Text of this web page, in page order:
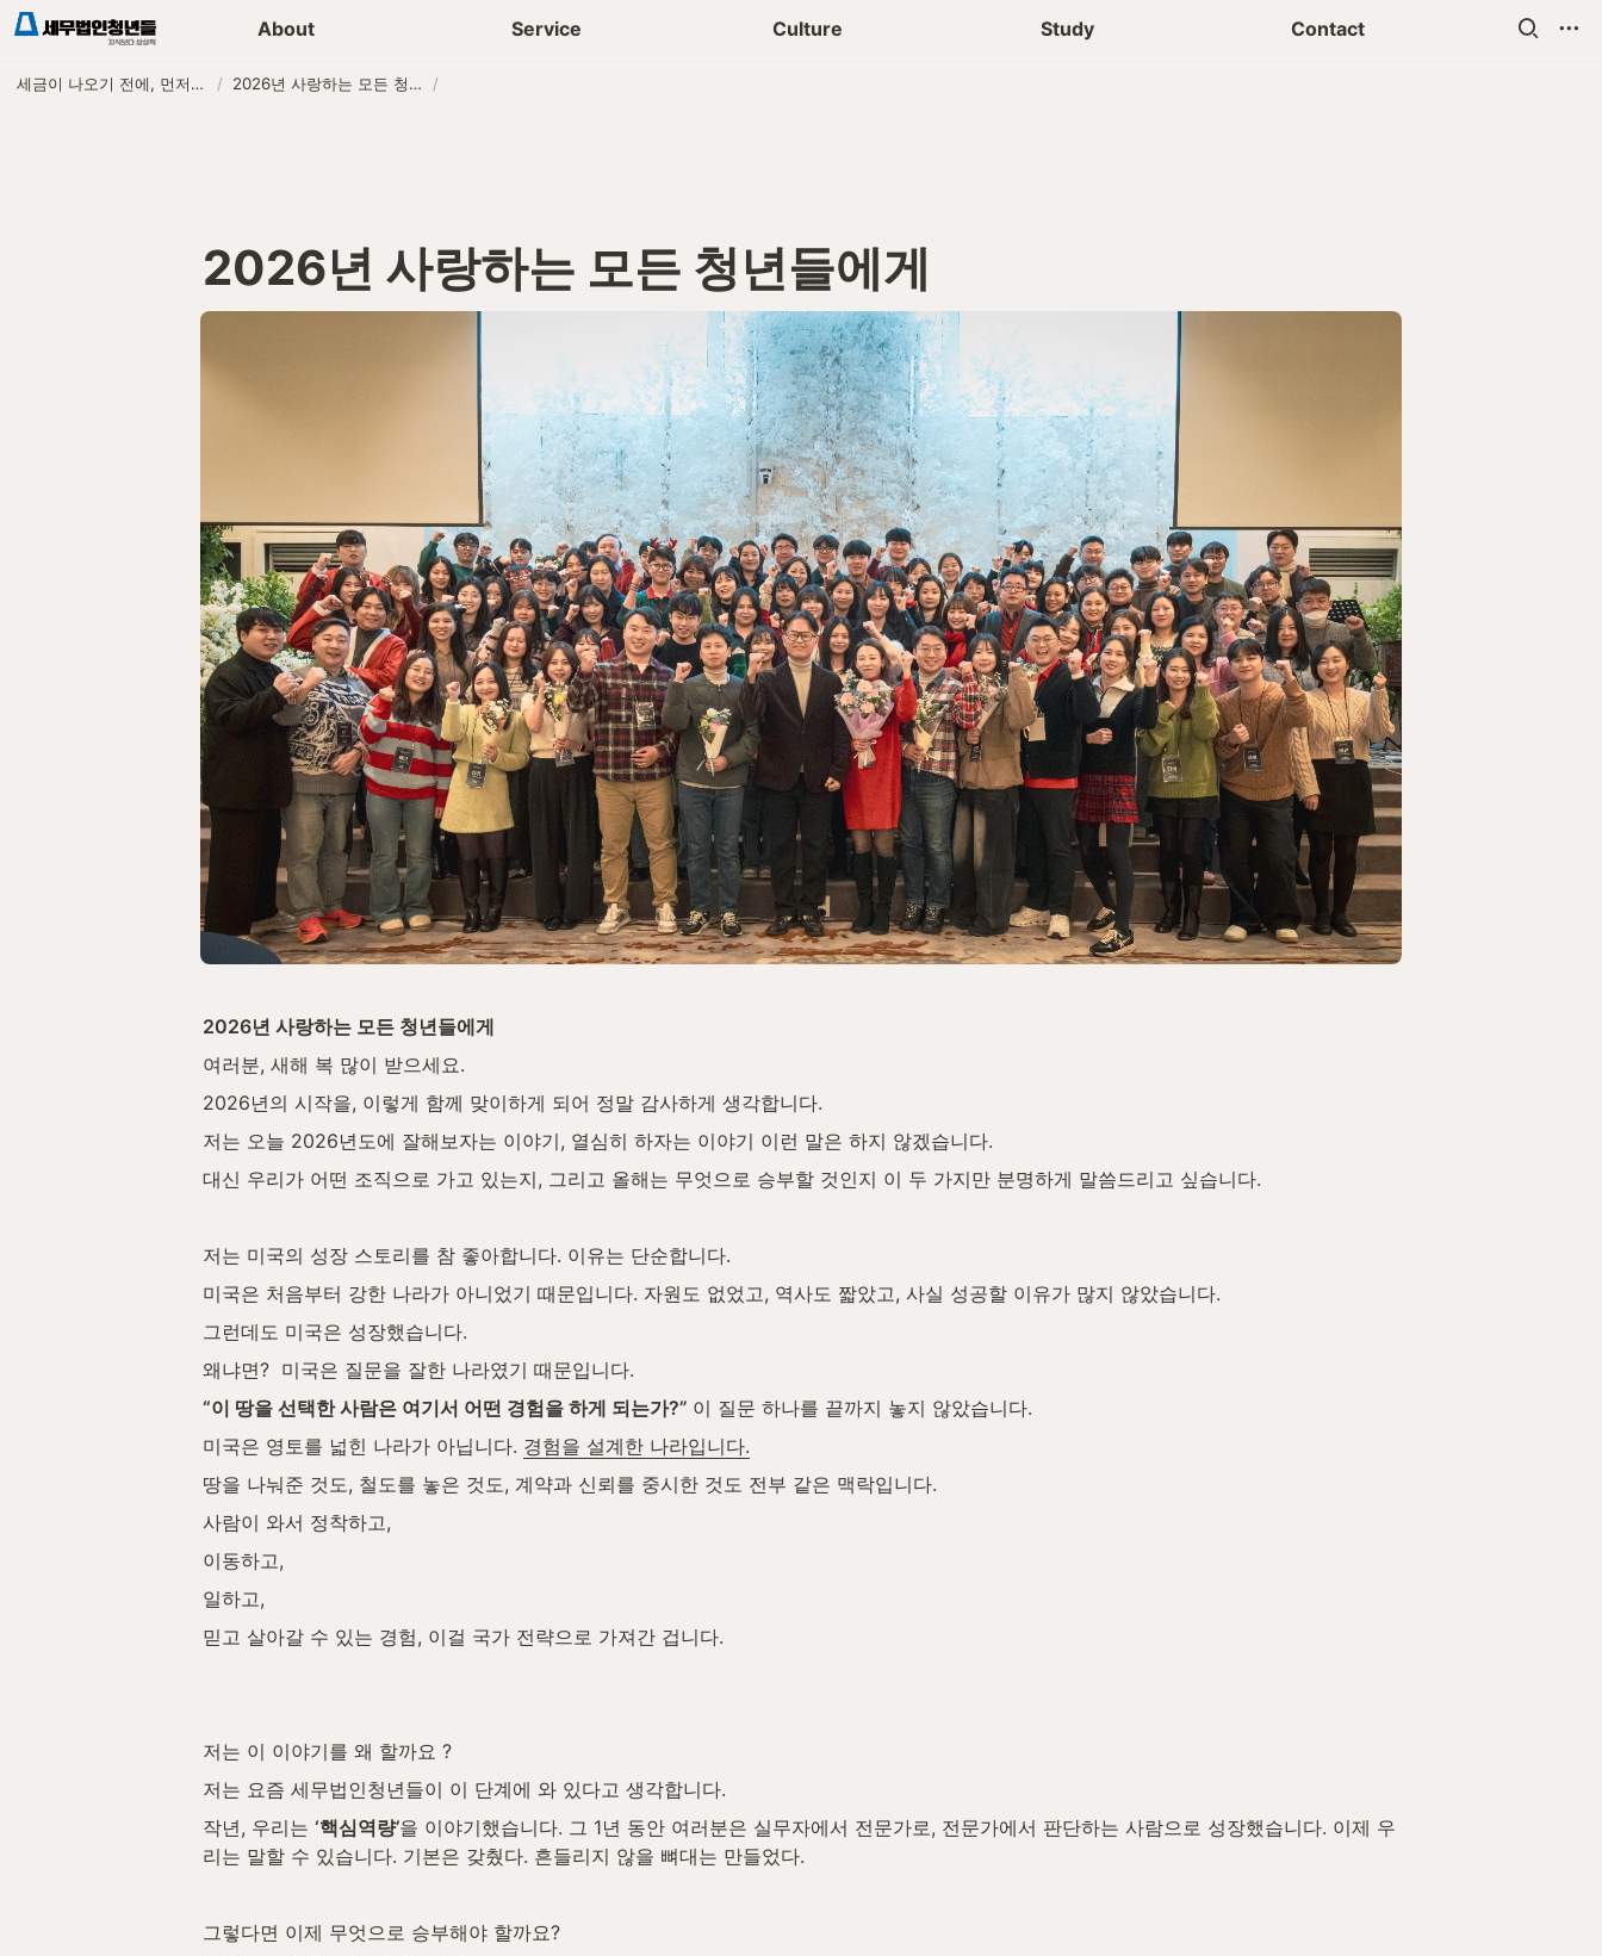
About Service Culture Study Contact
세금이 나오기 전에, 먼저 연락하는 세무법인 / 2026년 사랑하는 모든 청년들에게 /
세무가이드 콘텐츠 기장상담신청 청년들 일상
2026년 사랑하는 모든 청년들에게
2026년 사랑하는 모든 청년들에게
여러분, 새해 복 많이 받으세요.
2026년의 시작을, 이렇게 함께 맞이하게 되어 정말 감사하게 생각합니다.
저는 오늘 2026년도에 잘해보자는 이야기, 열심히 하자는 이야기 이런 말은 하지 않겠습니다.
대신 우리가 어떤 조직으로 가고 있는지, 그리고 올해는 무엇으로 승부할 것인지 이 두 가지만 분명하게 말씀드리고 싶습니다.
저는 미국의 성장 스토리를 참 좋아합니다. 이유는 단순합니다.
미국은 처음부터 강한 나라가 아니었기 때문입니다. 자원도 없었고, 역사도 짧았고, 사실 성공할 이유가 많지 않았습니다.
그런데도 미국은 성장했습니다.
왜냐면?  미국은 질문을 잘한 나라였기 때문입니다.
“이 땅을 선택한 사람은 여기서 어떤 경험을 하게 되는가?” 이 질문 하나를 끝까지 놓지 않았습니다.
미국은 영토를 넓힌 나라가 아닙니다. 경험을 설계한 나라입니다.
땅을 나눠준 것도, 철도를 놓은 것도, 계약과 신뢰를 중시한 것도 전부 같은 맥락입니다.
사람이 와서 정착하고,
이동하고,
일하고,
믿고 살아갈 수 있는 경험, 이걸 국가 전략으로 가져간 겁니다.
저는 이 이야기를 왜 할까요 ?
저는 요즘 세무법인청년들이 이 단계에 와 있다고 생각합니다.
작년, 우리는 ‘핵심역량’을 이야기했습니다. 그 1년 동안 여러분은 실무자에서 전문가로, 전문가에서 판단하는 사람으로 성장했습니다. 이제 우
리는 말할 수 있습니다. 기본은 갖췄다. 흔들리지 않을 뼈대는 만들었다.
그렇다면 이제 무엇으로 승부해야 할까요?